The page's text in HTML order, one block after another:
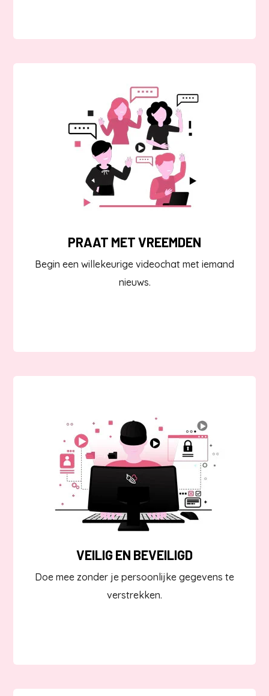
PRAAT MET VREEMDEN
Begin een willekeurige videochat met iemand
nieuws.
VEILIG EN BEVEILIGD
Doe mee zonder je persoonlijke gegevens te
verstrekken.